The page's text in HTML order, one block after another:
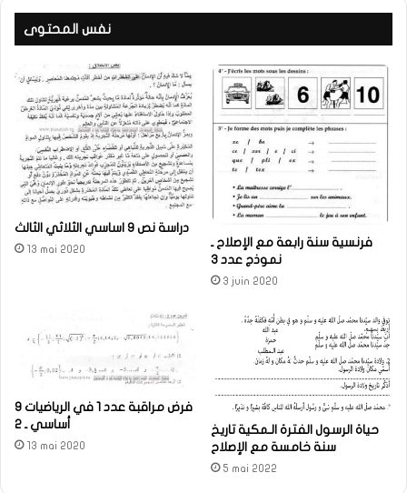
نفس المحتوى
دراسة نص 9 اساسي الثلاثي الثالث
13 mai 2020
فرنسية سنة رابعة مع الإصلاح ـ
نموذج عدد 3
3 juin 2020
فرض مراقبة عدد 1 في الرياضيات 9
أساسي ـ 2
13 mai 2020
حياة الرسول الفترة الـمكية تاريخ
سنة خامسة مع الإصلاح
5 mai 2022